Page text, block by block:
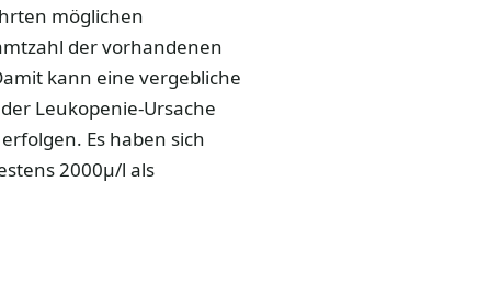
möglichen
der vorhandenen
kann eine vergebliche
Leukopenie-Ursache
Es haben sich
2000µ/l als